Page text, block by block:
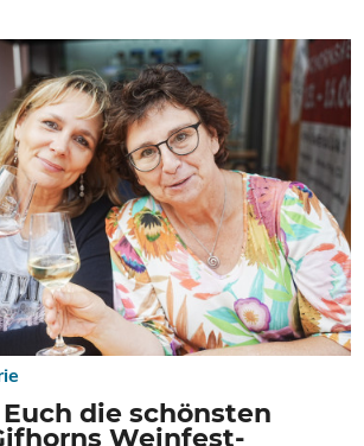
die schönsten
Weinfest-